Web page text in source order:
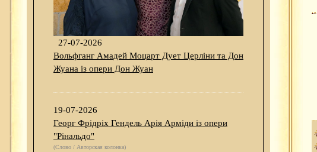
27-07-2026
Вольфганг Амадей Моцарт Дует Церліни та Дон
Жуана із опери Дон Жуан
19-07-2026
Георг Фрідріх Гендель Арія Арміди із опери
"Рінальдо"
(Слово / Авторская колонка)